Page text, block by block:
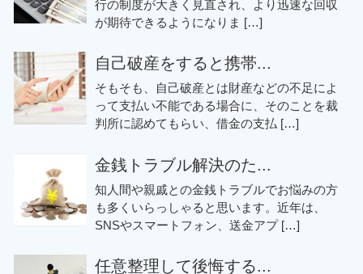
行の制度が大きく見直され、より迅速な回収
が期待できるようになりま […]
自己破産をすると携帯...
そもそも、自己破産とは財産などの不足によ
って支払い不能である場合に、そのことを裁
判所に認めてもらい、借金の支払 […]
金銭トラブル解決のた...
知人間や親戚との金銭トラブルでお悩みの方
も多くいらっしゃると思います。近年は、
SNSやスマートフォン、送金アプ […]
任意整理して後悔する...